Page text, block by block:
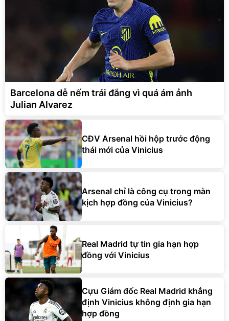
Barcelona dễ nếm trái đắng vì quá ám ảnh
Julian Alvarez
CĐV Arsenal hồi hộp trước động
thái mới của Vinicius
Arsenal chỉ là công cụ trong màn
kịch hợp đồng của Vinicius?
Real Madrid tự tin gia hạn hợp
đồng với Vinicius
Cựu Giám đốc Real Madrid khẳng
định Vinicius không định gia hạn
hợp đồng